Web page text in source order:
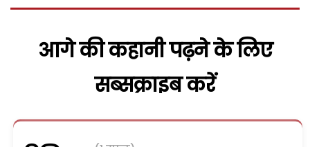
आगे की कहानी पढ़ने के लिए
सब्सक्राइब करें